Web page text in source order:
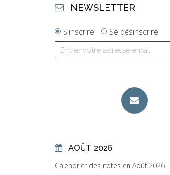
NEWSLETTER
S'inscrire Se désinscrire
AOÛT 2026
Calendrier des notes en Août 2026